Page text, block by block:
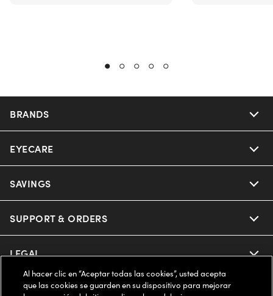
BRANDS
Nuance Audio
Ray-Ban
Oakley
Oakley Meta
EYECARE
Our Eyeglasses
Our Sunglasses
Our Contact Lenses
Ray-Ban | Meta
SAVINGS
Offers & Discount
Insurance
FSA & HSA
SUPPORT & ORDERS
Help Center
Online Order Status
LEGAL
Privacy Policy
COMPANY INFO
Al hacer clic en “Aceptar todas las cookies”, usted acepta
que las cookies se guarden en su dispositivo para mejorar